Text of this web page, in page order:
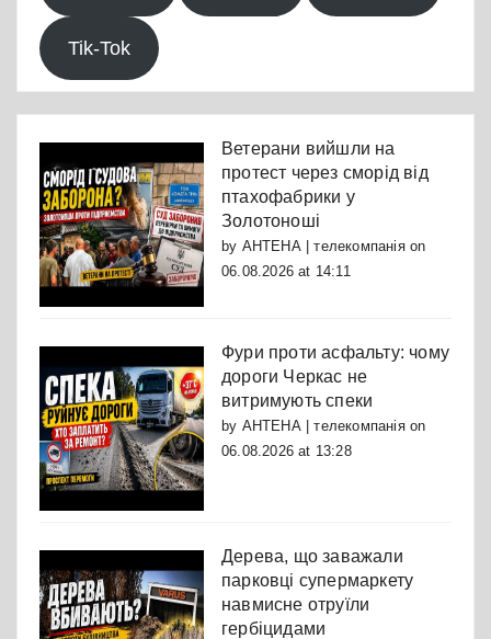
Tik-Tok
Ветерани вийшли на
протест через сморід від
птахофабрики у
Золотоноші
by АНТЕНА | телекомпаніяon
06.08.2026 at 14:11
Фури проти асфальту: чому
дороги Черкас не
витримують спеки
by АНТЕНА | телекомпаніяon
06.08.2026 at 13:28
Дерева, що заважали
парковці супермаркету
навмисне отруїли
гербіцидами